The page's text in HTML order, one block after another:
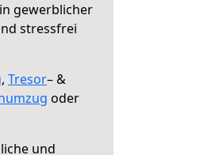
gewerblicher
stressfrei
, Tresor– &
oder
und